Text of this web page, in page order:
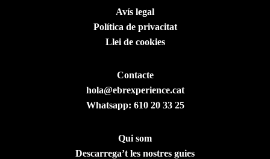
Avís legal
Política de privacitat
Llei de cookies
Contacte
hola@ebrexperience.cat
Whatsapp: 610 20 33 25
Qui som
Descarrega’t les nostres guies